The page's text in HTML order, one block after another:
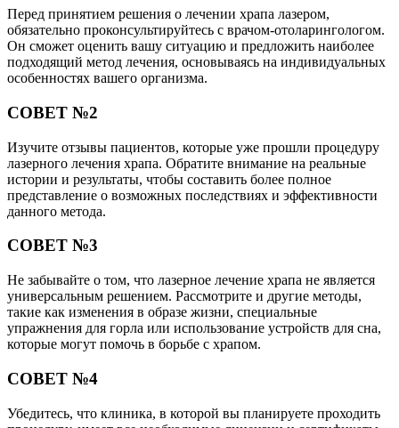
Перед принятием решения о лечении храпа лазером,
обязательно проконсультируйтесь с врачом-отоларингологом.
Он сможет оценить вашу ситуацию и предложить наиболее
подходящий метод лечения, основываясь на индивидуальных
особенностях вашего организма.
СОВЕТ №2
Изучите отзывы пациентов, которые уже прошли процедуру
лазерного лечения храпа. Обратите внимание на реальные
истории и результаты, чтобы составить более полное
представление о возможных последствиях и эффективности
данного метода.
СОВЕТ №3
Не забывайте о том, что лазерное лечение храпа не является
универсальным решением. Рассмотрите и другие методы,
такие как изменения в образе жизни, специальные
упражнения для горла или использование устройств для сна,
которые могут помочь в борьбе с храпом.
СОВЕТ №4
Убедитесь, что клиника, в которой вы планируете проходить